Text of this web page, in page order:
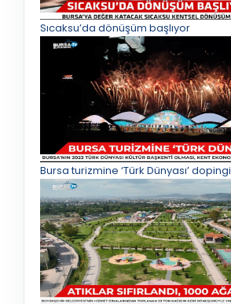
Sıcaksu’da dönüşüm başlıyor
Bursa turizmine ‘Türk Dünyası’ dopingi